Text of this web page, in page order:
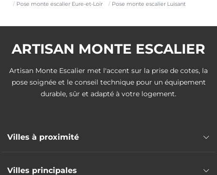
Pose monte escalier Eure-et-Loir
Pose monte escalier Luisant
ARTISAN MONTE ESCALIER
Artisan Monte Escalier met l'accent sur la prise de cotes, la
pose soignée et le conseil technique pour un équipement
durable, sûr et adapté à votre logement.
Villes à proximité
Pose monte escalier Chartres
Villes principales